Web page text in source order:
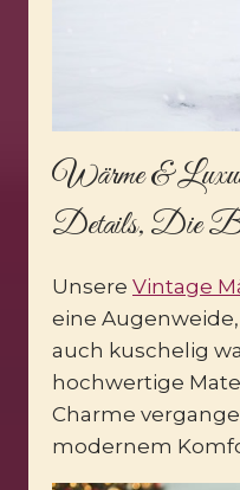
Wärme &
Details, Die
Unsere Vintage
eine
auch kuschelig
hochwertige
Charme
modernem